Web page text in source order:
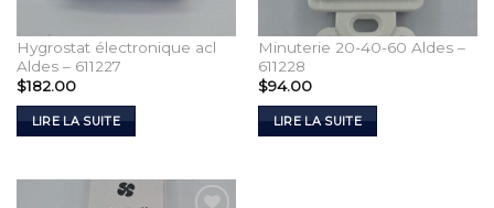
Hygrostat électronique acl
Aldes – 611227
$182.00
LIRE LA SUITE
Minuterie 20-40-60 Aldes –
611228
$94.00
LIRE LA SUITE